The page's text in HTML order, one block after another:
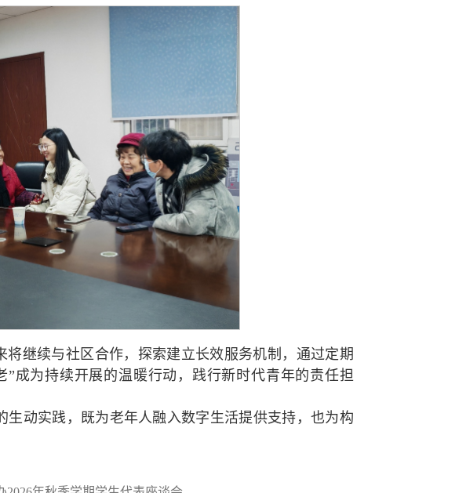
继续与社区合作，探索建立长效服务机制，通过定期
”成为持续开展的温暖行动，践行新时代青年的责任担
动实践，既为老年人融入数字生活提供支持，也为构